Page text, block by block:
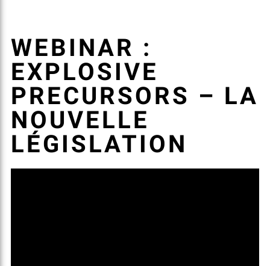
WEBINAR :
EXPLOSIVE
PRECURSORS – LA
NOUVELLE
LÉGISLATION